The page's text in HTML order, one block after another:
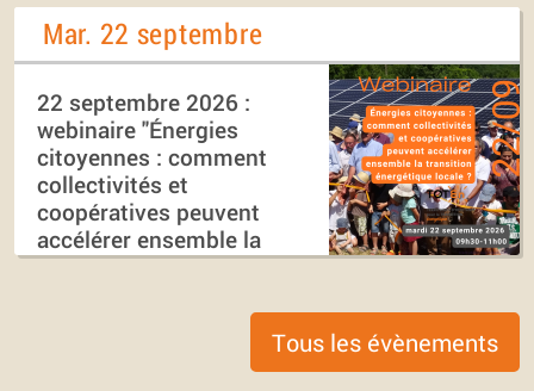
Mar. 22 septembre
22 septembre 2026 :
webinaire "Énergies
citoyennes : comment
collectivités et
coopératives peuvent
accélérer ensemble la
transition énergétique
Tous les évènements